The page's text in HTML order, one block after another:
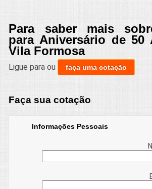
Para saber mais
para Aniversário de 50
Vila Formosa
Ligue paraou faça uma cotação
Faça sua cotação
Informações Pessoais